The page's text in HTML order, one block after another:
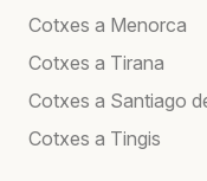
Cotxes a Menorca
Cotxes a Tirana
Cotxes a Santiago
Cotxes a Tingis